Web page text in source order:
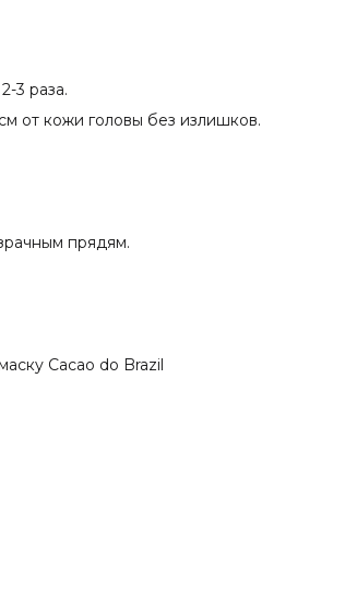
3 раза.
от кожи головы без излишков.
прядям.
Cacao do Brazil